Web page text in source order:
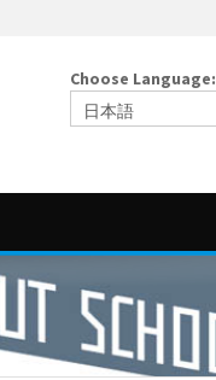
Choose Language: